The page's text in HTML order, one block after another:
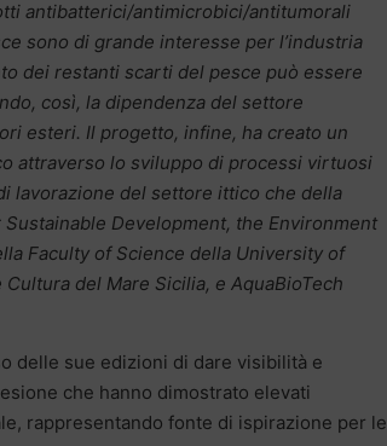
antibatterici/antimicrobici/antitumorali
sono di grande interesse per l’industria
dei restanti scarti del pesce può essere
così, la dipendenza del settore
esteri. Il progetto, infine, ha creato un
attraverso lo sviluppo di processi virtuosi
lavorazione del settore ittico che della
Development, the Environment
Faculty of Science della University of
del Mare Sicilia, e AquaBioTech
delle sue edizioni di dare visibilità e
che hanno dimostrato elevati
rappresentando fonte di ispirazione per le